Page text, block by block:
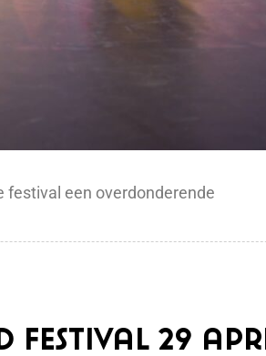
festival een overdonderende
29 april